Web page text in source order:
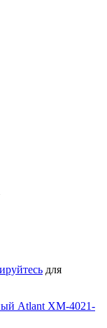
для
Atlant ХМ-4021-